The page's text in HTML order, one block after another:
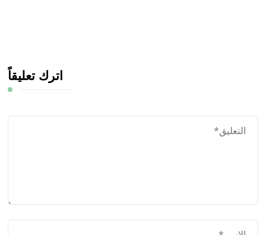
اترك تعليقاً